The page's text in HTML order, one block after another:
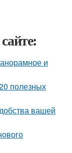
и
полезных
вашей